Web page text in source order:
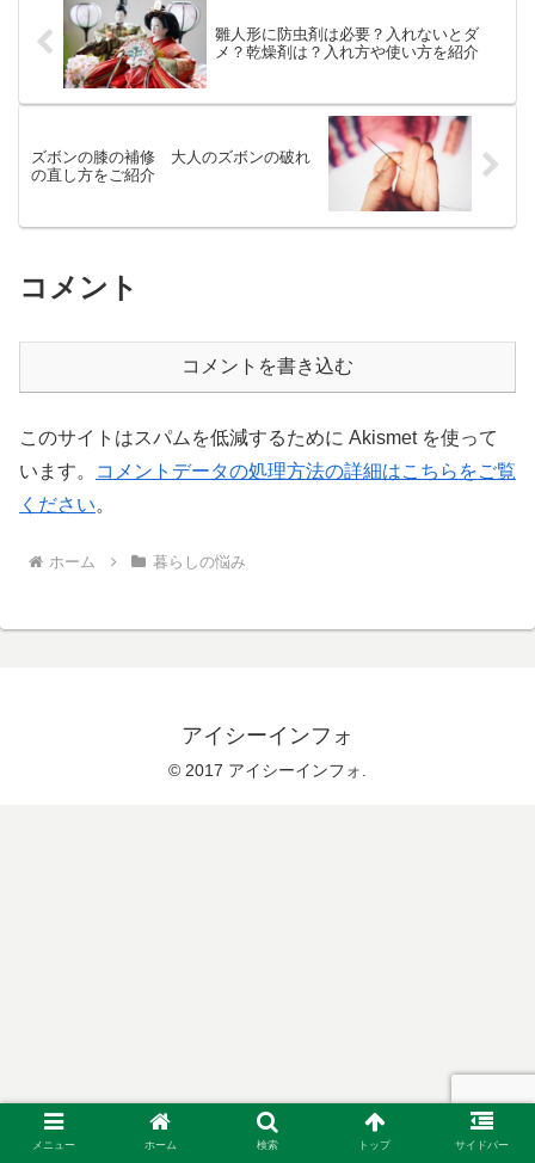
雛人形に防虫剤は必要？入れないとダ
メ？乾燥剤は？入れ方や使い方を紹介
ズボンの膝の補修 大人のズボンの破れ
の直し方をご紹介
コメント
コメントを書き込む
このサイトはスパムを低減するために Akismet を使って
います。
コメントデータの処理方法の詳細はこちらをご覧
ください。
ホーム 暮らしの悩み
アイシーインフォ
© 2017 アイシーインフォ.
メニュー ホーム 検索 トップ サイドバー